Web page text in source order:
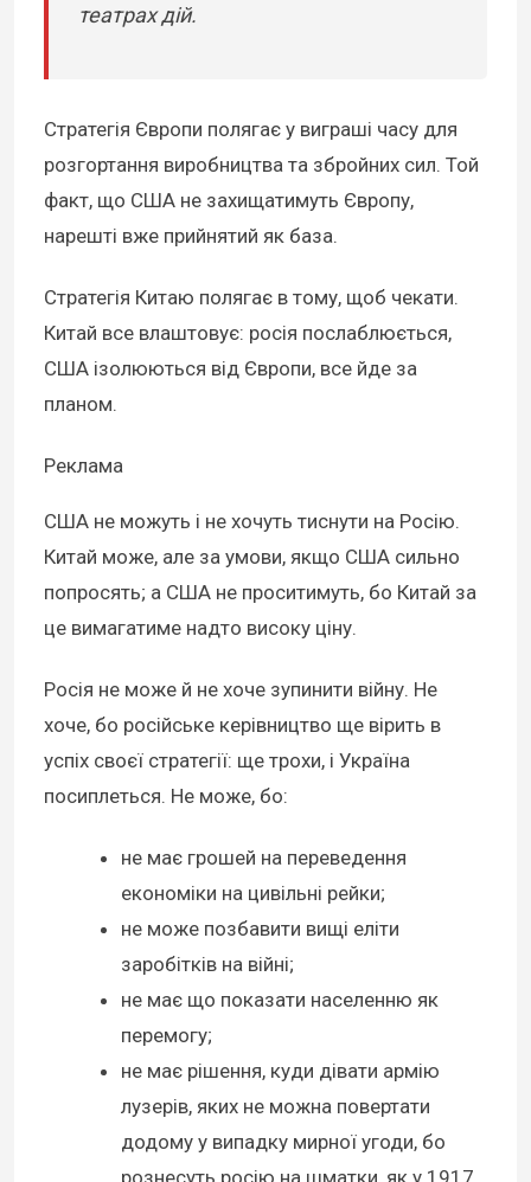
театрах дій.
Стратегія Європи полягає у виграші часу для
розгортання виробництва та збройних сил. Той
факт, що США не захищатимуть Європу,
нарешті вже прийнятий як база.
Стратегія Китаю полягає в тому, щоб чекати.
Китай все влаштовує: росія послаблюється,
США ізолюються від Європи, все йде за
планом.
Реклама
США не можуть і не хочуть тиснути на Росію.
Китай може, але за умови, якщо США сильно
попросять; а США не проситимуть, бо Китай за
це вимагатиме надто високу ціну.
Росія не може й не хоче зупинити війну. Не
хоче, бо російське керівництво ще вірить в
успіх своєї стратегії: ще трохи, і Україна
посиплеться. Не може, бо:
не має грошей на переведення
економіки на цивільні рейки;
не може позбавити вищі еліти
заробітків на війні;
не має що показати населенню як
перемогу;
не має рішення, куди дівати армію
лузерів, яких не можна повертати
додому у випадку мирної угоди, бо